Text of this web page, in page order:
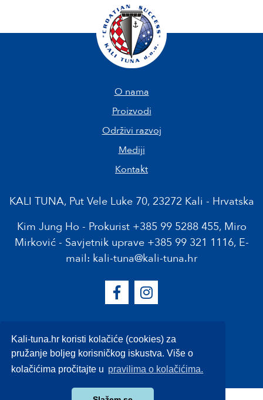
Kali-tuna.hr koristi kolačiće (cookies) za
pružanje boljeg korisničkog iskustva. Više o
kolačićima pročitajte u pravilima o kolačićima.
O nama
Proizvodi
Održivi razvoj
Mediji
Kontakt
KALI TUNA, Put Vele Luke 70, 23272 Kali - Hrvatska
Kim Jung Ho - Prokurist +385 99 5288 455, Miro
Mirković - Savjetnik uprave +385 99 321 1116, E-
mail: kali-tuna@kali-tuna.hr
Politika privatnosti
Web by SPRING MEDIA